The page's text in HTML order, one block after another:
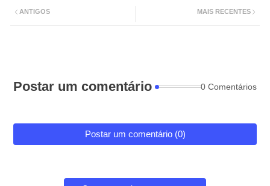
MAIS RECENTES
ANTIGOS
Postar um comentário 0 Comentários
Postar um comentário (0)